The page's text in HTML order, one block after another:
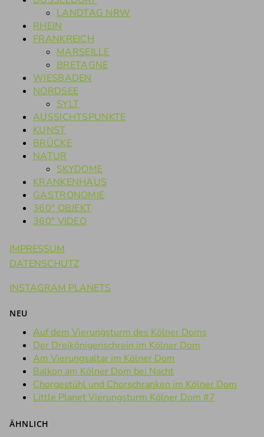
LANDTAG NRW
RHEIN
FRANKREICH
MARSEILLE
BRETAGNE
WIESBADEN
NORDSEE
SYLT
AUSSICHTSPUNKTE
KUNST
BRÜCKE
NATUR
SKYDOME
KRANKENHAUS
GASTRONOMIE
360° OBJEKT
360° VIDEO
IMPRESSUM
DATENSCHUTZ
INSTAGRAM PLANETS
NEU
Auf dem Vierungsturm des Kölner Doms
Der Dreikönigenschrein im Kölner Dom
Am Vierungsaltar im Kölner Dom
Balkon am Kölner Dom bei Nacht
Chorgestühl und Chorschranken im Kölner Dom
Little Planet Vierungsturm Kölner Dom #7
ÄHNLICH